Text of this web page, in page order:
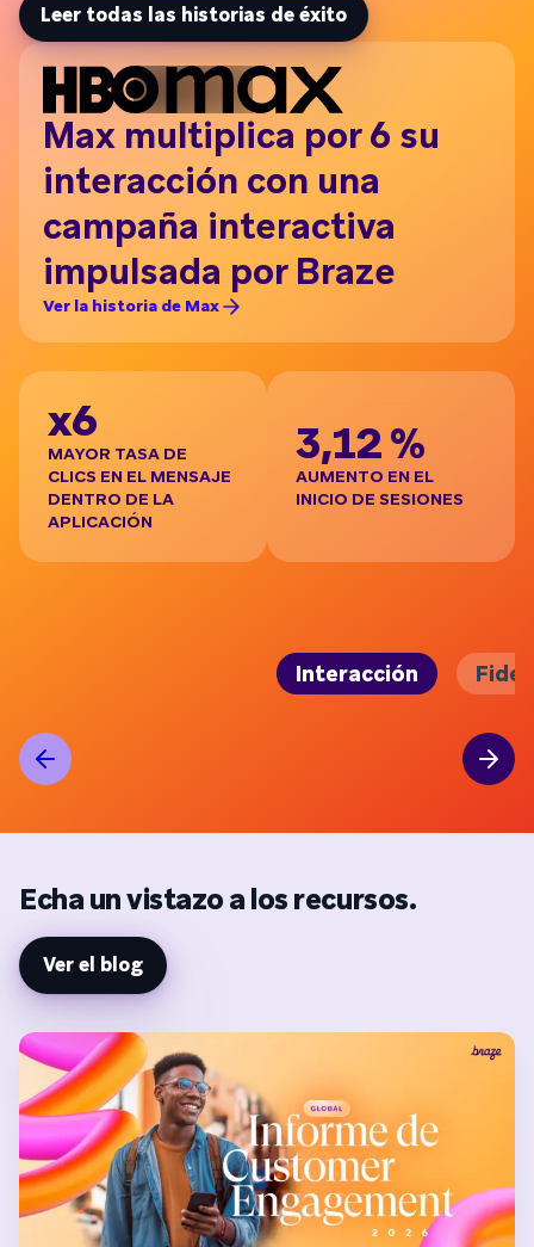
Leer todas las historias de éxito
Max multiplica por 6 su
interacción con una
campaña interactiva
impulsada por Braze
Ver la historia de Max
x6
MAYOR TASA DE
CLICS EN EL MENSAJE
DENTRO DE LA
APLICACIÓN
3,12 %
AUMENTO EN EL
INICIO DE SESIONES
Interacción
Echa un vistazo a los recursos.
Ver el blog